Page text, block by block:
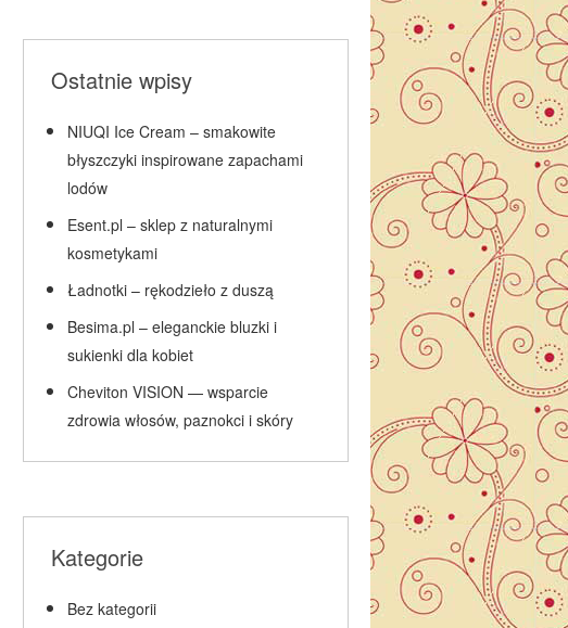
Ostatnie wpisy
NIUQI Ice Cream – smakowite
błyszczyki inspirowane zapachami
lodów
Esent.pl – sklep z naturalnymi
kosmetykami
Ładnotki – rękodzieło z duszą
Besima.pl – eleganckie bluzki i
sukienki dla kobiet
Cheviton VISION — wsparcie
zdrowia włosów, paznokci i skóry
Kategorie
Bez kategorii